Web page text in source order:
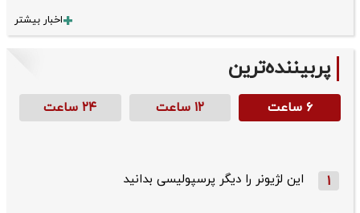
اخبار بیشتر
پربیننده‌ترین
۶ ساعت ۱۲ ساعت ۲۴ ساعت
1 این لژیونر را دیگر پرسپولیسی بدانید